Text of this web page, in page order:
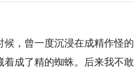
候，曾一度沉浸在成精作怪
着成了精的蜘蛛。后来我不